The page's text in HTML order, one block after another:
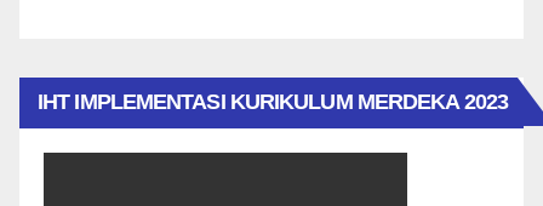
IHT IMPLEMENTASI KURIKULUM MERDEKA 2023